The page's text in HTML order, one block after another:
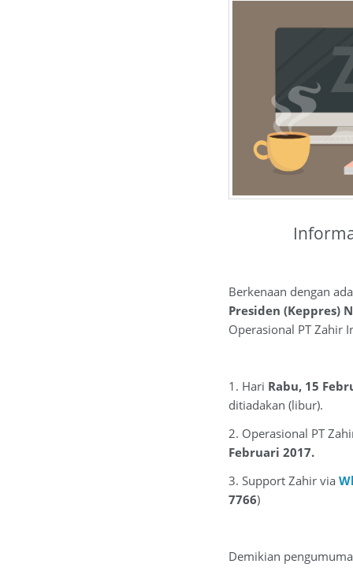
Berkenaan dengan
Presiden (Keppres)
Operasional PT Zahir
1. Hari Rabu, 15
ditiadakan (libur).
2. Operasional PT
Februari 2017.
3. Support Zahir via
7766)
Demikian